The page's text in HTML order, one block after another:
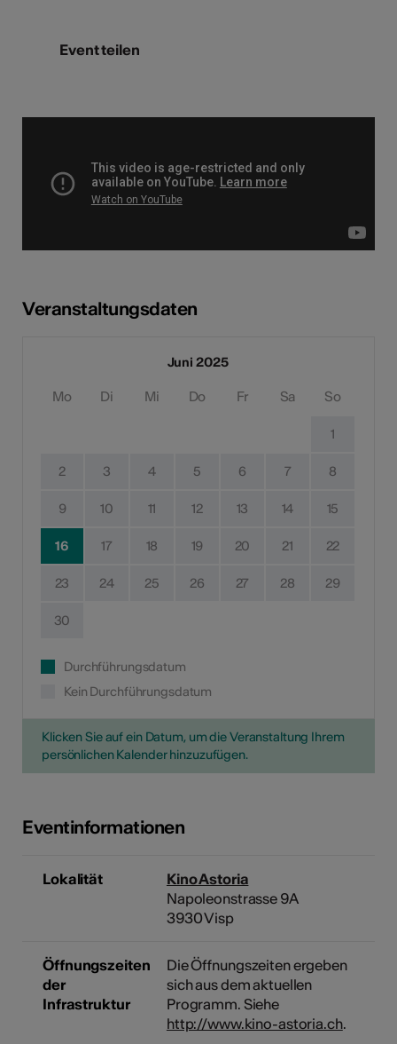
Event teilen
Veranstaltungsdaten
Juni 2025
Mo Di Mi Do Fr Sa So
1
2 3 4 5 6 7 8
9 10 11 12 13 14 15
16 17 18 19 20 21 22
23 24 25 26 27 28 29
30
Durchführungsdatum
Kein Durchführungsdatum
Klicken Sie auf ein Datum, um die Veranstaltung Ihrem
persönlichen Kalender hinzuzufügen.
Eventinformationen
Lokalität
Kino Astoria
Napoleonstrasse 9A
3930 Visp
Öffnungszeiten
der
Infrastruktur
Die Öffnungszeiten ergeben
sich aus dem aktuellen
Programm. Siehe
http://www.kino-astoria.ch.